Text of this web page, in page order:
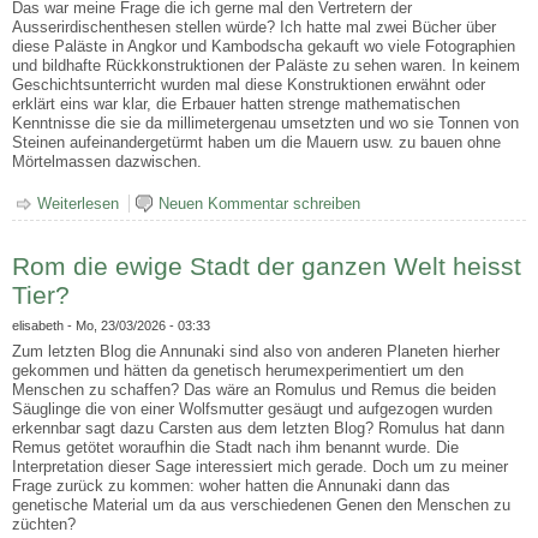
Das war meine Frage die ich gerne mal den Vertretern der
Ausserirdischenthesen stellen würde? Ich hatte mal zwei Bücher über
diese Paläste in Angkor und Kambodscha gekauft wo viele Fotographien
und bildhafte Rückkonstruktionen der Paläste zu sehen waren. In keinem
Geschichtsunterricht wurden mal diese Konstruktionen erwähnt oder
erklärt eins war klar, die Erbauer hatten strenge mathematischen
Kenntnisse die sie da millimetergenau umsetzten und wo sie Tonnen von
Steinen aufeinandergetürmt haben um die Mauern usw. zu bauen ohne
Mörtelmassen dazwischen.
Weiterlesen über wie konnten die Paläste in Kambodscha und Angkor
entstehen?
Neuen Kommentar schreiben
Rom die ewige Stadt der ganzen Welt heisst
Tier?
elisabeth - Mo, 23/03/2026 - 03:33
Zum letzten Blog die Annunaki sind also von anderen Planeten hierher
gekommen und hätten da genetisch herumexperimentiert um den
Menschen zu schaffen? Das wäre an Romulus und Remus die beiden
Säuglinge die von einer Wolfsmutter gesäugt und aufgezogen wurden
erkennbar sagt dazu Carsten aus dem letzten Blog? Romulus hat dann
Remus getötet woraufhin die Stadt nach ihm benannt wurde. Die
Interpretation dieser Sage interessiert mich gerade. Doch um zu meiner
Frage zurück zu kommen: woher hatten die Annunaki dann das
genetische Material um da aus verschiedenen Genen den Menschen zu
züchten?